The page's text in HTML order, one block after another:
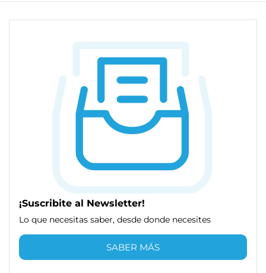
¡Suscribite al Newsletter!
Lo que necesitas saber, desde donde necesites
SABER MÁS